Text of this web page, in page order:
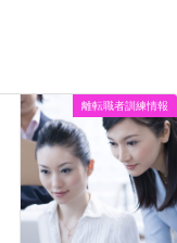
離転職者訓練情報